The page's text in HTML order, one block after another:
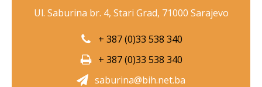
Ul. Saburina br. 4, Stari Grad, 71000 Sarajevo
+ 387 (0)33 538 340
+ 387 (0)33 538 340
saburina@bih.net.ba